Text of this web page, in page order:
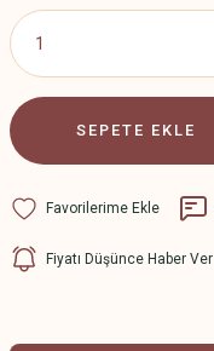
SEPETE EKLE
Fiyatı Düşünce Haber Ver